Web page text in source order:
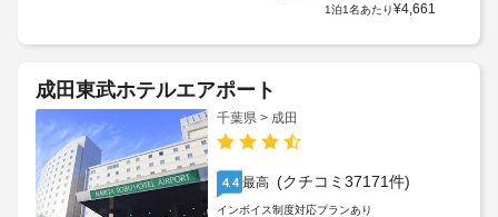
1泊1名あたり¥4,661
成田東武ホテルエアポート
千葉県 > 成田
4.4 最高 (クチコミ37171件)
インボイス制度対応プランあり